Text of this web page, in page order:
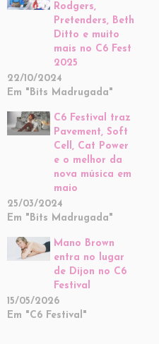
Rodgers,
Pretenders, Beth
Ditto e muito
mais no C6 Fest
2025
22/10/2024
Em "Bits Madrugada"
C6 Festival traz
Pavement, Soft
Cell, Cat Power
e o melhor da
nova música em
maio
25/03/2024
Em "Bits Madrugada"
Mano Brown
entra no lugar
de Dijon no C6
Festival
15/05/2026
Em "C6 Festival"